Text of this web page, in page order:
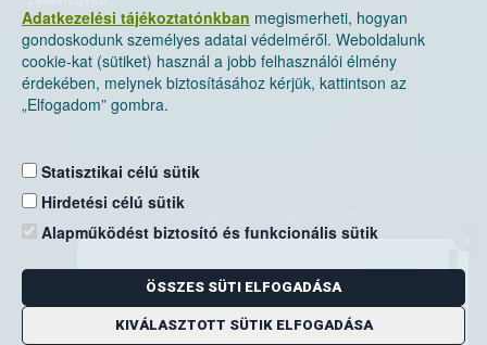
Adatkezelési tájékoztatónkban megismerheti, hogyan
gondoskodunk személyes adatai védelméről. Weboldalunk
cookie-kat (sütiket) használ a jobb felhasználói élmény
érdekében, melynek biztosításához kérjük, kattintson az
„Elfogadom” gombra.
Statisztikai célú sütik
Hirdetési célú sütik
Alapműködést biztosító és funkcionális sütik
ÖSSZES SÜTI ELFOGADÁSA
KIVÁLASZTOTT SÜTIK ELFOGADÁSA
Nemzeti Élelmiszerlánc-biztonsági Hivatal
Levelezési cím: 1525 Budapest. Pf. 30.
E-mail:ugyfelszolgalat@nebih.gov.hu
Zöld szám: 06-80/263-244
Telefon: 06-1/ 336-9000